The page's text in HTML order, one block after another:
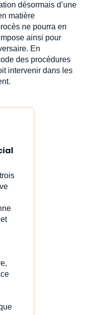
désormais d’une
matière
ne pourra en
ainsi pour
En
des procédures
intervenir dans les